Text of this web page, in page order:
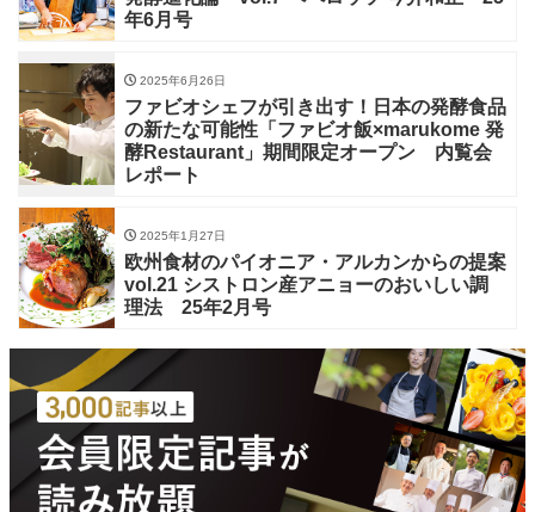
年6月号
2025年6月26日
ファビオシェフが引き出す！日本の発酵食品
の新たな可能性「ファビオ飯×marukome 発
酵Restaurant」期間限定オープン 内覧会
レポート
2025年1月27日
欧州食材のパイオニア・アルカンからの提案
vol.21 シストロン産アニョーのおいしい調
理法 25年2月号